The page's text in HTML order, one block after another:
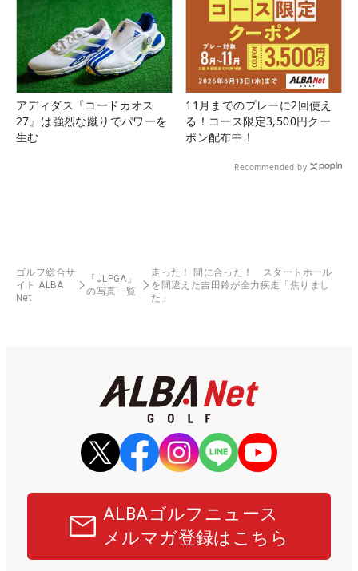
アディダス『コードカオス
27』は強烈な蹴りでパワーを
生む
11月までのプレーに2回使え
る！コース限定3,500円クー
ポン配布中！
Recommended by
ゴルフ総合サ
イト ALBA
Net
「JLPGA」
の写真一覧
走った！ 間に合った！ スタートホール
を間違えた吉田鈴が全力疾走「焦りまし
た」
ALBAゴルフニュース
メルマガ登録はこちら